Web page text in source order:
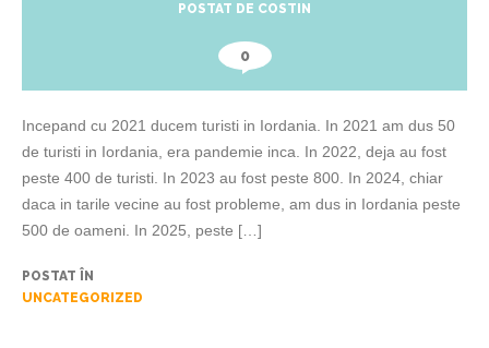
POSTAT DE COSTIN
0
Incepand cu 2021 ducem turisti in Iordania. In 2021 am dus 50
de turisti in Iordania, era pandemie inca. In 2022, deja au fost
peste 400 de turisti. In 2023 au fost peste 800. In 2024, chiar
daca in tarile vecine au fost probleme, am dus in Iordania peste
500 de oameni. In 2025, peste […]
POSTAT ÎN
UNCATEGORIZED